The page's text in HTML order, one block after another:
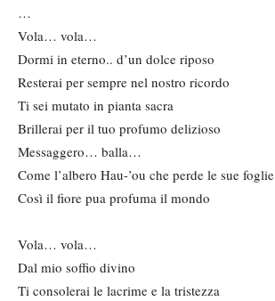
…
Vola… vola…
Dormi in eterno.. d’un dolce riposo
Resterai per sempre nel nostro ricordo
Ti sei mutato in pianta sacra
Brillerai per il tuo profumo delizioso
Messaggero… balla…
Come l’albero Hau-’ou che perde le sue foglie
Così il fiore pua profuma il mondo
Vola… vola…
Dal mio soffio divino
Ti consolerai le lacrime e la tristezza